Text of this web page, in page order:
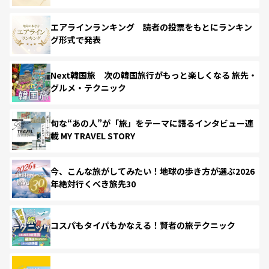
エアラインランキング 読者の投票をもとにランキン
グ形式で発表
Next韓国旅 次の韓国旅行がもっと楽しくなる 旅先・
グルメ・テクニック
旬な“あの人”が「旅」をテーマに語るインタビュー連
載 MY TRAVEL STORY
今、こんな旅がしてみたい！地球の歩き方が選ぶ2026
年絶対行くべき旅先30
コスパもタイパもかなえる！賢者の旅テクニック